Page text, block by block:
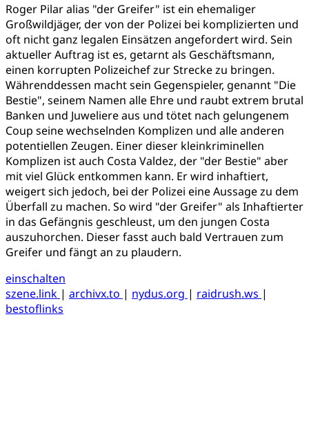
Roger Pilar alias "der Greifer" ist ein ehemaliger
Großwildjäger, der von der Polizei bei komplizierten und
oft nicht ganz legalen Einsätzen angefordert wird. Sein
aktueller Auftrag ist es, getarnt als Geschäftsmann,
einen korrupten Polizeichef zur Strecke zu bringen.
Währenddessen macht sein Gegenspieler, genannt "Die
Bestie", seinem Namen alle Ehre und raubt extrem brutal
Banken und Juweliere aus und tötet nach gelungenem
Coup seine wechselnden Komplizen und alle anderen
potentiellen Zeugen. Einer dieser kleinkriminellen
Komplizen ist auch Costa Valdez, der "der Bestie" aber
mit viel Glück entkommen kann. Er wird inhaftiert,
weigert sich jedoch, bei der Polizei eine Aussage zu dem
Überfall zu machen. So wird "der Greifer" als Inhaftierter
in das Gefängnis geschleust, um den jungen Costa
auszuhorchen. Dieser fasst auch bald Vertrauen zum
Greifer und fängt an zu plaudern.
einschalten
szene.link | archivx.to | nydus.org | raidrush.ws |
bestoflinks